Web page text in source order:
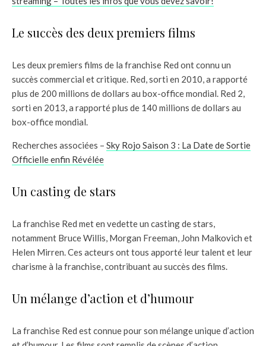
Le succès des deux premiers films
Les deux premiers films de la franchise Red ont connu un
succès commercial et critique. Red, sorti en 2010, a rapporté
plus de 200 millions de dollars au box-office mondial. Red 2,
sorti en 2013, a rapporté plus de 140 millions de dollars au
box-office mondial.
Recherches associées – Sky Rojo Saison 3 : La Date de Sortie
Officielle enfin Révélée
Un casting de stars
La franchise Red met en vedette un casting de stars,
notamment Bruce Willis, Morgan Freeman, John Malkovich et
Helen Mirren. Ces acteurs ont tous apporté leur talent et leur
charisme à la franchise, contribuant au succès des films.
Un mélange d’action et d’humour
La franchise Red est connue pour son mélange unique d’action